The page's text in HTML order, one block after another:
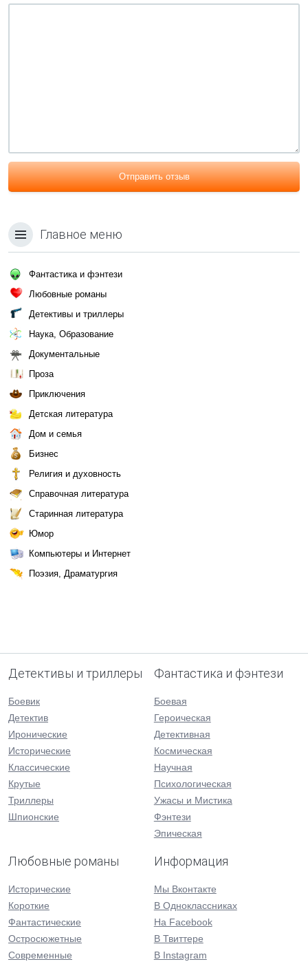
Отправить отзыв
Главное меню
Фантастика и фэнтези
Любовные романы
Детективы и триллеры
Наука, Образование
Документальные
Проза
Приключения
Детская литература
Дом и семья
Бизнес
Религия и духовность
Справочная литература
Старинная литература
Юмор
Компьютеры и Интернет
Поэзия, Драматургия
Детективы и триллеры
Боевик
Детектив
Иронические
Исторические
Классические
Крутые
Триллеры
Шпионские
Фантастика и фэнтези
Боевая
Героическая
Детективная
Космическая
Научная
Психологическая
Ужасы и Мистика
Фэнтези
Эпическая
Любовные романы
Исторические
Короткие
Фантастические
Остросюжетные
Современные
Информация
Мы Вконтакте
В Одноклассниках
На Facebook
В Твиттере
В Instagram